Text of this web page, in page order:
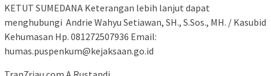
KETUT SUMEDANA Keterangan lebih lanjut dapat
menghubungi Andrie Wahyu Setiawan, SH., S.Sos., MH. / Kasubid
Kehumasan Hp. 081272507936 Email:
humas.puspenkum@kejaksaan.go.id